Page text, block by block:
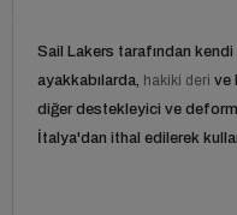
Sail Lakers tarafından
ayakkabılarda, hakiki deri ve
diğer destekleyici ve
İtalya'dan ithal edilerek